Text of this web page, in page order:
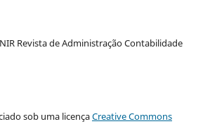
Revista de Administração Contabilidade
sob uma licençaCreative Commons